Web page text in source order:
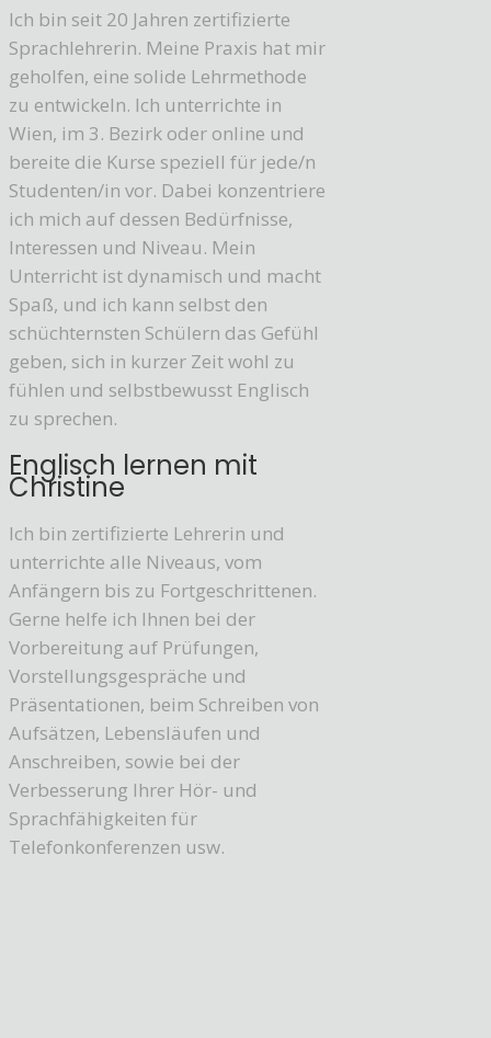
Ich bin seit 20 Jahren zertifizierte
Sprachlehrerin. Meine Praxis hat mir
geholfen, eine solide Lehrmethode
zu entwickeln. Ich unterrichte in
Wien, im 3. Bezirk oder online und
bereite die Kurse speziell für jede/n
Studenten/in vor. Dabei konzentriere
ich mich auf dessen Bedürfnisse,
Interessen und Niveau. Mein
Unterricht ist dynamisch und macht
Spaß, und ich kann selbst den
schüchternsten Schülern das Gefühl
geben, sich in kurzer Zeit wohl zu
fühlen und selbstbewusst Englisch
zu sprechen.
Englisch lernen mit
Christine
Ich bin zertifizierte Lehrerin und
unterrichte alle Niveaus, vom
Anfängern bis zu Fortgeschrittenen.
Gerne helfe ich Ihnen bei der
Vorbereitung auf Prüfungen,
Vorstellungsgespräche und
Präsentationen, beim Schreiben von
Aufsätzen, Lebensläufen und
Anschreiben, sowie bei der
Verbesserung Ihrer Hör- und
Sprachfähigkeiten für
Telefonkonferenzen usw.